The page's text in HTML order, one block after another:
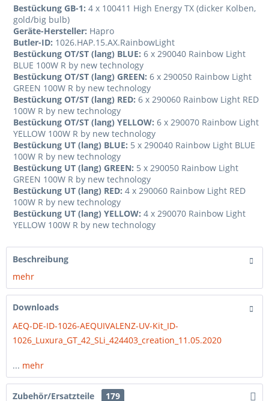
Bestückung GB-1: 4 x 100411 High Energy TX (dicker Kolben,
gold/big bulb)
Geräte-Hersteller: Hapro
Butler-ID: 1026.HAP.15.AX.RainbowLight
Bestückung OT/ST (lang) BLUE: 6 x 290040 Rainbow Light
BLUE 100W R by new technology
Bestückung OT/ST (lang) GREEN: 6 x 290050 Rainbow Light
GREEN 100W R by new technology
Bestückung OT/ST (lang) RED: 6 x 290060 Rainbow Light RED
100W R by new technology
Bestückung OT/ST (lang) YELLOW: 6 x 290070 Rainbow Light
YELLOW 100W R by new technology
Bestückung UT (lang) BLUE: 5 x 290040 Rainbow Light BLUE
100W R by new technology
Bestückung UT (lang) GREEN: 5 x 290050 Rainbow Light
GREEN 100W R by new technology
Bestückung UT (lang) RED: 4 x 290060 Rainbow Light RED
100W R by new technology
Bestückung UT (lang) YELLOW: 4 x 290070 Rainbow Light
YELLOW 100W R by new technology
Beschreibung
mehr
Downloads
AEQ-DE-ID-1026-AEQUIVALENZ-UV-Kit_ID-
1026_Luxura_GT_42_SLi_424403_creation_11.05.2020
... mehr
Zubehör/Ersatzteile 179